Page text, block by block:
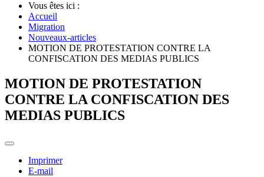
Vous êtes ici :
Accueil
Migration
Nouveaux-articles
MOTION DE PROTESTATION CONTRE LA
CONFISCATION DES MEDIAS PUBLICS
MOTION DE PROTESTATION
CONTRE LA CONFISCATION DES
MEDIAS PUBLICS
Imprimer
E-mail